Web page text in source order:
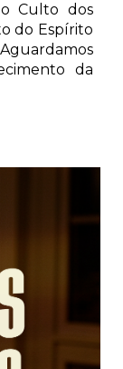
Culto dos
do Espírito
da